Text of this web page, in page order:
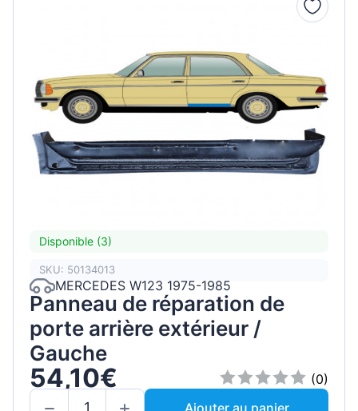
Disponible (3)
SKU: 50134013
MERCEDES W123 1975-1985
Panneau de réparation de
porte arrière extérieur /
Gauche
54,10€
(0)
Ajouter au panier